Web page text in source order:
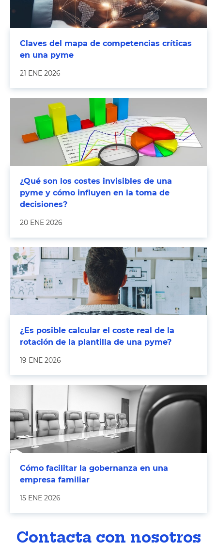
Claves del mapa de competencias críticas
en una pyme
21 ENE 2026
¿Qué son los costes invisibles de una
pyme y cómo influyen en la toma de
decisiones?
20 ENE 2026
¿Es posible calcular el coste real de la
rotación de la plantilla de una pyme?
19 ENE 2026
Cómo facilitar la gobernanza en una
empresa familiar
15 ENE 2026
Contacta con nosotros